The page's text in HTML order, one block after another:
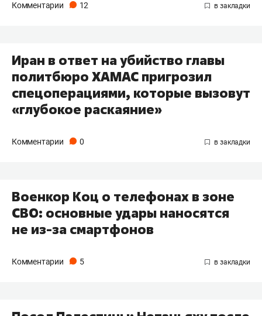
Комментарии 12
Иран в ответ на убийство главы
политбюро ХАМАС пригрозил
спецоперациями, которые вызовут
«глубокое раскаяние»
Комментарии 0
Военкор Коц о телефонах в зоне
СВО: основные удары наносятся
не из-за смартфонов
Комментарии 5